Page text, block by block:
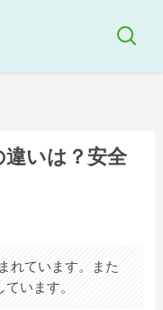
違いは？安全
れています。また
います。